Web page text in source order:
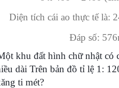
Diện tích cái ao thực tế là:
Đáp số:
khu đất hình chữ nhật có
dài Trên bản đồ tỉ lệ 1:
ti mét?